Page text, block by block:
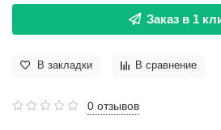
Заказ в 1
В закладки В сравнение
0 отзывов